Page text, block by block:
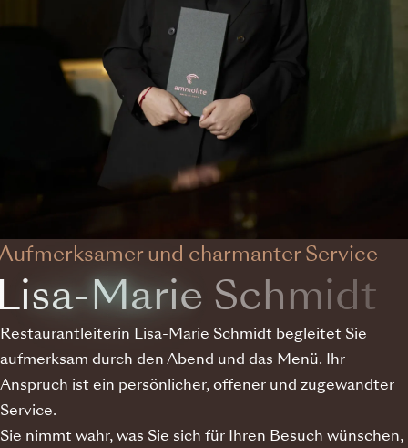
und charmanter Service
Marie Schmidt
Restaurantleiterin Lisa-Marie Schmidt begleitet Sie
aufmerksam durch den Abend und das Menü. Ihr
Anspruch ist ein persönlicher, offener und zugewandter
Service.
Sie nimmt wahr, was Sie sich für Ihren Besuch wünschen,